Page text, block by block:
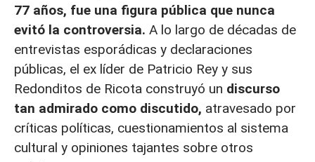
77 años, fue una figura pública que nunca
evitó la controversia. A lo largo de décadas de
entrevistas esporádicas y declaraciones
públicas, el ex líder de Patricio Rey y sus
Redonditos de Ricota construyó un discurso
tan admirado como discutido, atravesado por
críticas políticas, cuestionamientos al sistema
cultural y opiniones tajantes sobre otros